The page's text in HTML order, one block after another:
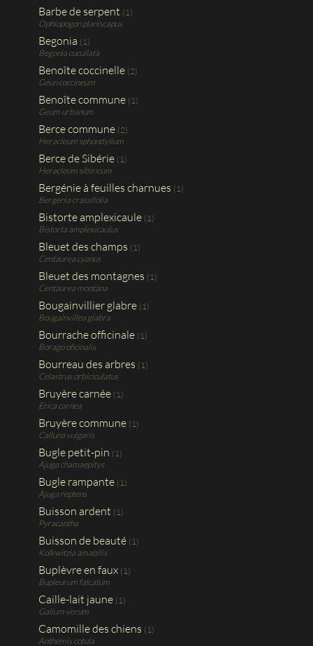
Barbe de serpent (1)
Ophiopogon planiscapus
Begonia (1)
Begonia cucullata
Benoîte coccinelle (2)
Geun coccineum
Benoîte commune (1)
Geum urbanum
Berce commune (2)
Heracleum sphondylium
Berce de Sibérie (1)
Heracleum sibiricum
Bergénie à feuilles charnues (1)
Bergenia crassifolia
Bistorte amplexicaule (1)
Bistorta amplexicaulus
Bleuet des champs (1)
Centaurea cyanus
Bleuet des montagnes (1)
Centaurea montana
Bougainvillier glabre (1)
Bougainvillea glabra
Bourrache officinale (1)
Borago oficinalis
Bourreau des arbres (1)
Celastrus orbiciculatus
Bruyère carnée (1)
Erica carnea
Bruyère commune (1)
Calluna vulgaris
Bugle petit-pin (1)
Ajuga chamaepitys
Bugle rampante (1)
Ajuga reptens
Buisson ardent (1)
Pyracantha
Buisson de beauté (1)
Kolkwitzia amabilis
Buplèvre en faux (1)
Bupleurum falcatum
Caille-lait jaune (1)
Galium verum
Camomille des chiens (1)
Anthemis cotula